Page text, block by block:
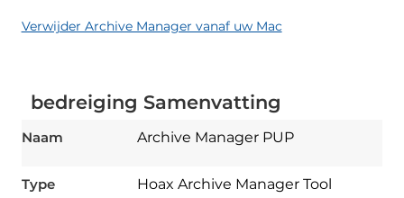
Verwijder Archive Manager vanaf uw Mac
bedreiging Samenvatting
Naam Archive Manager PUP
Type Hoax Archive Manager Tool